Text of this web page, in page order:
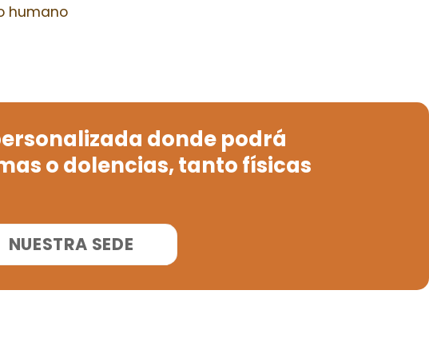
humano
donde podrá
o dolencias, tanto físicas
NUESTRA SEDE